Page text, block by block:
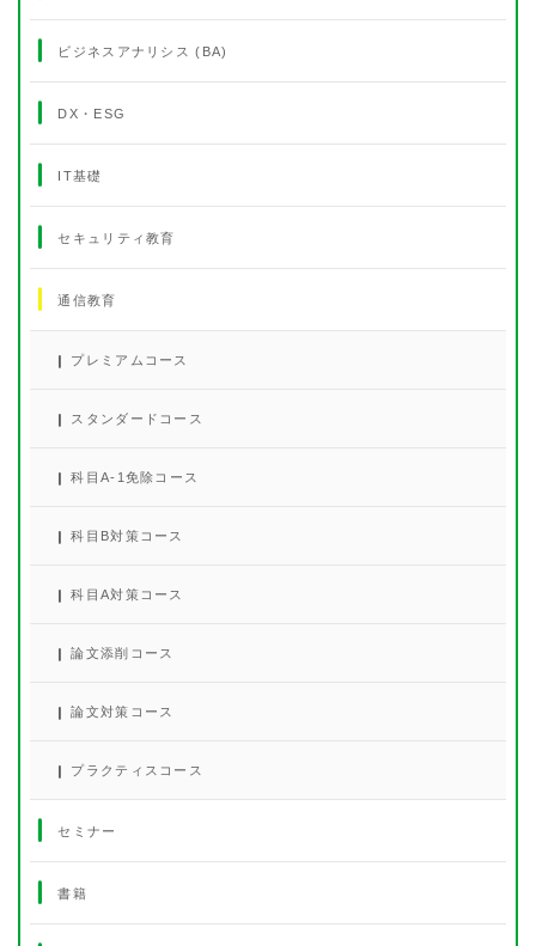
ビジネスアナリシス (BA)
DX・ESG
IT基礎
セキュリティ教育
通信教育
プレミアムコース
スタンダードコース
科目A-1免除コース
科目B対策コース
科目A対策コース
論文添削コース
論文対策コース
プラクティスコース
セミナー
書籍